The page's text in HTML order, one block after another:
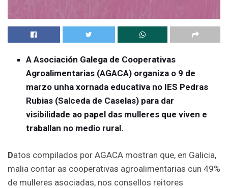
A Asociación Galega de Cooperativas
Agroalimentarias (AGACA) organiza o 9 de
marzo unha xornada educativa no IES Pedras
Rubias (Salceda de Caselas) para dar
visibilidade ao papel das mulleres que viven e
traballan no medio rural.
Datos compilados por AGACA mostran que, en Galicia,
malia contar as cooperativas agroalimentarias cun 49%
de mulleres asociadas, nos consellos reitores